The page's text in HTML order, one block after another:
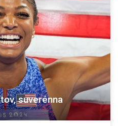
suverénna